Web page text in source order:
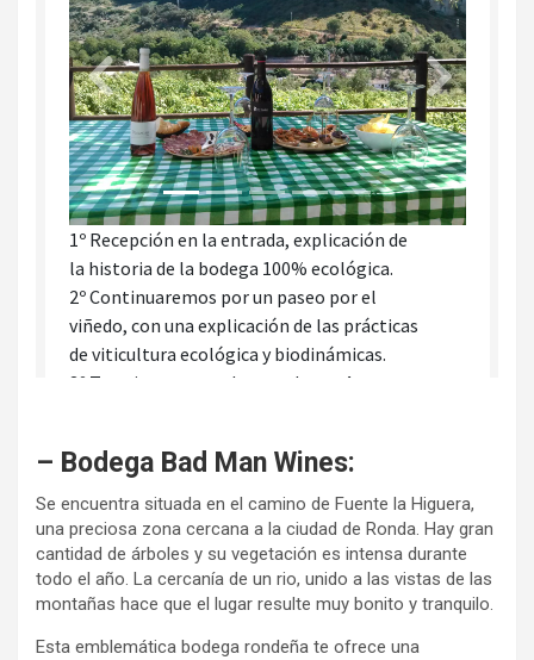
– Bodega Bad Man Wines:
Se encuentra situada en el camino de Fuente la Higuera,
una preciosa zona cercana a la ciudad de Ronda. Hay gran
cantidad de árboles y su vegetación es intensa durante
todo el año. La cercanía de un rio, unido a las vistas de las
montañas hace que el lugar resulte muy bonito y tranquilo.
Esta emblemática bodega rondeña te ofrece una